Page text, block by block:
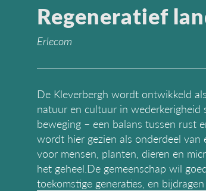
Regeneratief
Erlecom
De Kleverbergh wordt ontwikkeld
natuur en cultuur in wederkerigheid
beweging – een balans tussen rust
wordt hier gezien als onderdeel
voor mensen, planten, dieren en
het geheel.De gemeenschap wil
toekomstige generaties, en